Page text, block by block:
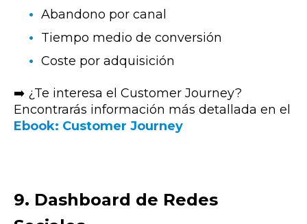
Abandono por canal
Tiempo medio de conversión
Coste por adquisición
➡️ ¿Te interesa el Customer Journey?
Encontrarás información más detallada en el
Ebook: Customer Journey
9. Dashboard de Redes